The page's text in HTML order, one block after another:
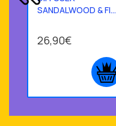
SANDALWOOD & FIG
26,90€